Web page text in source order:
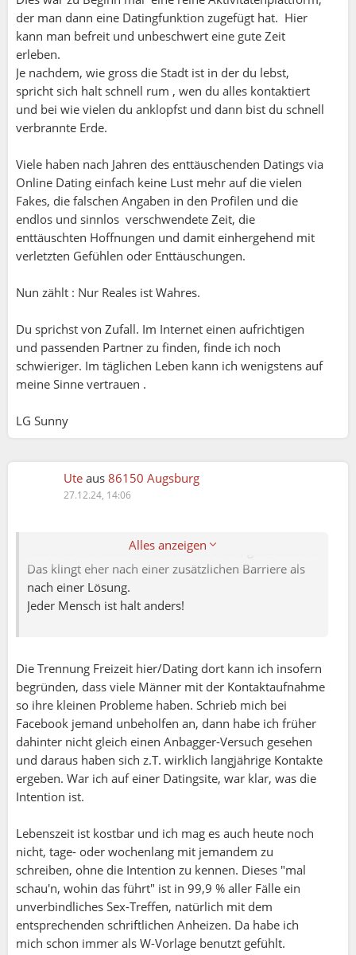
der man dann eine Datingfunktion zugefügt hat. Hier
kann man befreit und unbeschwert eine gute Zeit
erleben.
Je nachdem, wie gross die Stadt ist in der du lebst,
spricht sich halt schnell rum , wen du alles kontaktiert
und bei wie vielen du anklopfst und dann bist du schnell
verbrannte Erde.
Viele haben nach Jahren des enttäuschenden Datings via
Online Dating einfach keine Lust mehr auf die vielen
Fakes, die falschen Angaben in den Profilen und die
endlos und sinnlos verschwendete Zeit, die
enttäuschten Hoffnungen und damit einhergehend mit
verletzten Gefühlen oder Enttäuschungen.
Nun zählt : Nur Reales ist Wahres.
Du sprichst von Zufall. Im Internet einen aufrichtigen
und passenden Partner zu finden, finde ich noch
schwieriger. Im täglichen Leben kann ich wenigstens auf
meine Sinne vertrauen .
LG Sunny
Ute aus 86150 Augsburg
27.12.24, 14:06
Alles anzeigen
Daher vergiss die Dating Funktion, sondern lebe
deine Interessen hier aus, hab Spaß und überlasse
andere der Liebe. Es wird sich von alleine
ergeben, wenn die Zeit reif ist.
Suchende Singles, die sich über eine Partnerschaft
definieren, sind sowieso unattraktiv.
In diesem Sinne viel Erfolg und Spaß beim Finden
lassen...
Hallo Matthias,
vielen Dank das du dir die Zeit genommen hat um an
dieser Diskussion teilzunehmen.
Also, ehrlich gesagt, verstehe ich deine Sichtweise
mit einer Dating-Funktion nutzen, diese dann aber
hoffen? Das klingt eher nach einem Widerspruch.
Wenn Single-Frauen tatsächlich einen Partner suchen,
warum diese Trennung in 'Freizeit hier, Dating dort'?
Und warum sollte es falsch sein, jemanden online
um überhaupt in Kontakt zu treten? Dein Argument,
dass Männer hier 'die Plattform falsch verstehen',
klingt für mich wie ein Vorwurf, obwohl sie ja
eigentlich nur versuchen, sich zu vernetzen – genau
das, was die Plattform doch anbietet. Vielleicht
'falsches' Verhalten zu kritisieren. Denn, ganz ehrlich:
Das klingt eher nach einer zusätzlichen Barriere als
nach einer Lösung.
Jeder Mensch ist halt anders!
Die Trennung Freizeit hier/Dating dort kann ich insofern
begründen, dass viele Männer mit der Kontaktaufnahme
so ihre kleinen Probleme haben. Schrieb mich bei
Facebook jemand unbeholfen an, dann habe ich früher
dahinter nicht gleich einen Anbagger-Versuch gesehen
und daraus haben sich z.T. wirklich langjährige Kontakte
ergeben. War ich auf einer Datingsite, war klar, was die
Intention ist.
Lebenszeit ist kostbar und ich mag es auch heute noch
nicht, tage- oder wochenlang mit jemandem zu
schreiben, ohne die Intention zu kennen. Dieses "mal
schau'n, wohin das führt" ist in 99,9 % aller Fälle ein
unverbindliches Sex-Treffen, natürlich mit dem
entsprechenden schriftlichen Anheizen. Da habe ich
mich schon immer als W-Vorlage benutzt gefühlt.
Matthias:
eigentlich hast du schon alles wesentliche selbst
GemeinsamErleben.com bietet eine einzigartige
Plattform, die deutschsprachige Erwachsene
(Einzig ist sie nicht, aber ist nicht das Thema.)
Die Dating Funktion ist schlussendlich nur eine
Kennzeichnung "Ich bin auf der Suche"... und die
Möglichkeit ein Suchprofil zu erstellen. Die
Möglichkeiten, die sich daraus ergeben, kennen die
wenigsten, was man an der selben Möglichkeit bei
der Tanzpartner suche und der hier immer wieder
ABER... wie du anfangs richtig geschrieben hast, ist
dies eine Aktivitäten Plattform und die meisten Single
Frauen sind hier, weil sie einfach nur nicht alleine
was unternehmen wollen... sind teilweise parallel auf
Dating Plattformen angemeldet, wollen aber das
Dating und Freizeit trennen.